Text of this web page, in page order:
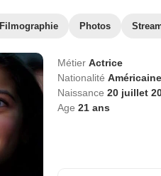
Filmographie Photos
Métier Actrice
Nationalité Américaine
Naissance 20 juillet
Age 21ans